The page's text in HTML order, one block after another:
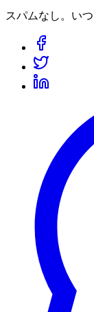
スパムなし。い